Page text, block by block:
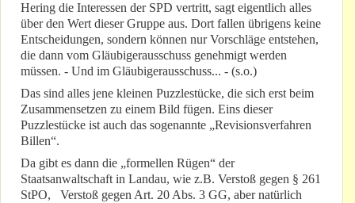
Hering die Interessen der SPD vertritt, sagt eigentlich alles
über den Wert dieser Gruppe aus. Dort fallen übrigens keine
Entscheidungen, sondern können nur Vorschläge entstehen,
die dann vom Gläubigerausschuss genehmigt werden
müssen. - Und im Gläubigerausschuss... - (s.o.)
Das sind alles jene kleinen Puzzlestücke, die sich erst beim
Zusammensetzen zu einem Bild fügen. Eins dieser
Puzzlestücke ist auch das sogenannte „Revisionsverfahren
Billen“.
Da gibt es dann die „formellen Rügen“ der
Staatsanwaltschaft in Landau, wie z.B. Verstoß gegen § 261
StPO, Verstoß gegen Art. 20 Abs. 3 GG, aber natürlich